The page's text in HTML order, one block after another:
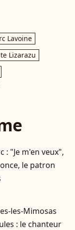
Lavoine
Lizarazu
: "Je m'en veux",
le patron
les-Mimosas
: le chanteur